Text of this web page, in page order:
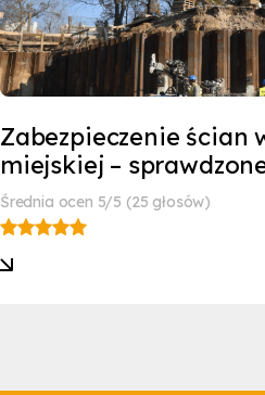
Zabezpieczenie ścian
miejskiej –
Średnia ocen 5/5 (25 głosów)